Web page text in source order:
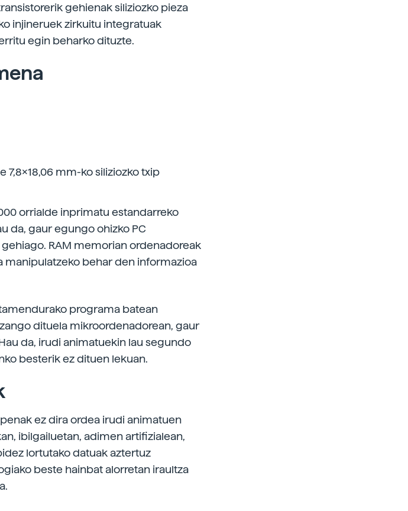
gehienak siliziozko pieza
injineruek zirkuitu integratuak
egin beharko dituzte.
mm-ko siliziozko txip
orrialde inprimatu estandarreko
da, gaur egungo ohizko PC
RAM memorian ordenadoreak
manipulatzeko behar den informazioa
programa batean
dituela mikroordenadorean, gaur
da, irudi animatuekin lau segundo
besterik ez dituen lekuan.
ez dira ordea irudi animatuen
ibilgailuetan, adimen artifizialean,
lortutako datuak aztertuz
beste hainbat alorretan iraultza